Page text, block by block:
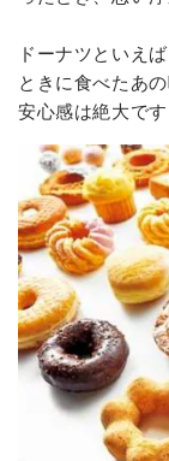
ドーナツといえ
ときに食べたあ
安心感は絶大です